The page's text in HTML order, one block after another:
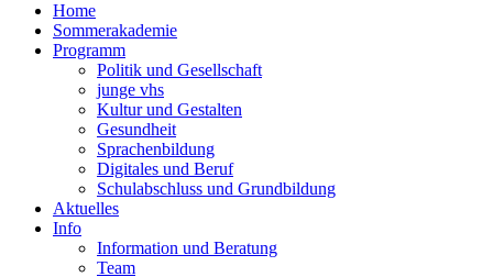
Home
Sommerakademie
Programm
Politik und Gesellschaft
junge vhs
Kultur und Gestalten
Gesundheit
Sprachenbildung
Digitales und Beruf
Schulabschluss und Grundbildung
Aktuelles
Info
Information und Beratung
Team